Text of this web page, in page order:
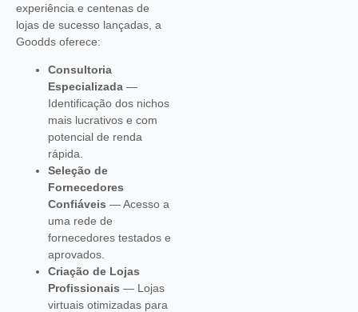
experiência e centenas de
lojas de sucesso lançadas, a
Goodds oferece:
Consultoria
Especializada —
Identificação dos nichos
mais lucrativos e com
potencial de renda
rápida.
Seleção de
Fornecedores
Confiáveis — Acesso a
uma rede de
fornecedores testados e
aprovados.
Criação de Lojas
Profissionais — Lojas
virtuais otimizadas para